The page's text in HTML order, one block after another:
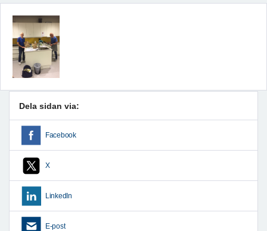
Dela sidan via:
Facebook
X
LinkedIn
E-post